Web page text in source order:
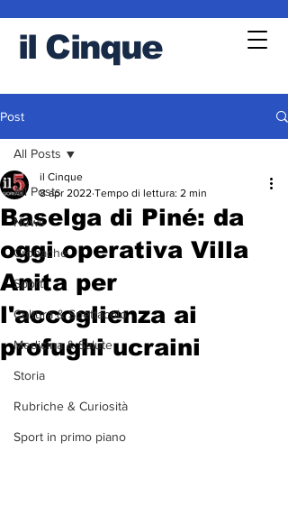
il Cinque
Post
All Posts
News
Cronache
Sport
Cultura & Spettacolo
Medicina & Salute
Storia
Rubriche & Curiosità
Sport in primo piano
All Posts
Baselga di Piné: da
oggi operativa Villa
Anita per
l'accoglienza ai
profughi ucraini
il Cinque
8 apr 2022 Tempo di lettura: 2 min